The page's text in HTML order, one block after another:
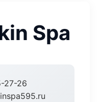
Spa
27-26